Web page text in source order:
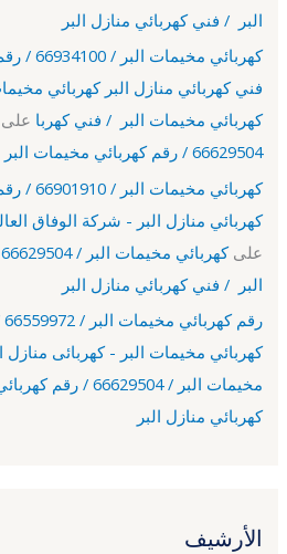
البر / فني كهربائي منازل البر
كهربائي
كهربائي مخيمات البر / فني كهربا
66629504 / رقم كهربائي مخيمات البر / فني كهربائي منازل البر
كهربائي
كهربائي منازل البر - شركة الوفاق
على
البر / فني كهربائي منازل البر
كهربائي مخيمات البر - كهربائى منازل
مخيمات البر /
كهربائي منازل البر
الأرشيف